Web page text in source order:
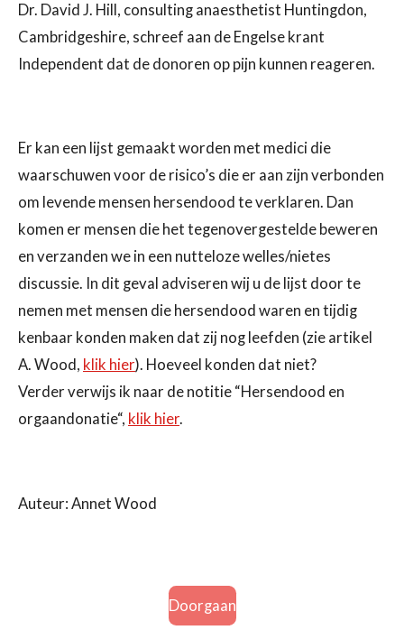
Dr. David J. Hill, consulting anaesthetist Huntingdon,
Cambridgeshire, schreef aan de Engelse krant
Independent dat de donoren op pijn kunnen reageren.
Er kan een lijst gemaakt worden met medici die
waarschuwen voor de risico’s die er aan zijn verbonden
om levende mensen hersendood te verklaren. Dan
komen er mensen die het tegenovergestelde beweren
en verzanden we in een nutteloze welles/nietes
discussie. In dit geval adviseren wij u de lijst door te
nemen met mensen die hersendood waren en tijdig
kenbaar konden maken dat zij nog leefden (zie artikel
A. Wood, klik hier). Hoeveel konden dat niet?
Verder verwijs ik naar de notitie “Hersendood en
orgaandonatie“, klik hier.
Auteur: Annet Wood
Doorgaan